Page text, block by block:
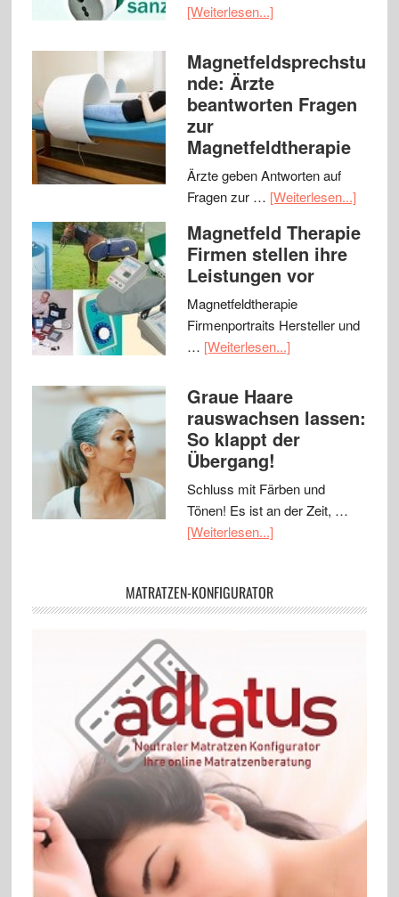
[Weiterlesen...]
Magnetfeldsprechstu
nde: Ärzte
beantworten Fragen
zur
Magnetfeldtherapie
Ärzte geben Antworten auf
Fragen zur … [Weiterlesen...]
Magnetfeld Therapie
Firmen stellen ihre
Leistungen vor
Magnetfeldtherapie
Firmenportraits Hersteller und
… [Weiterlesen...]
Graue Haare
rauswachsen lassen:
So klappt der
Übergang!
Schluss mit Färben und
Tönen! Es ist an der Zeit, …
[Weiterlesen...]
MATRATZEN-KONFIGURATOR